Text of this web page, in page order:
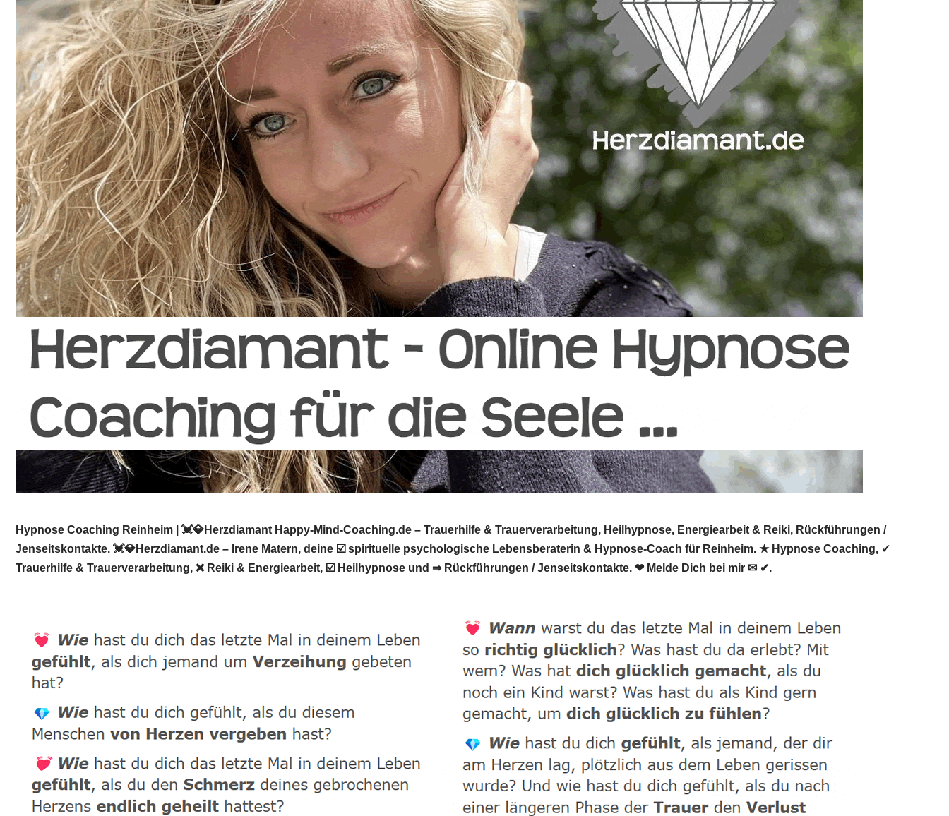
Hypnose Coaching Reinheim | 💓️💎Herzdiamant Happy-Mind-Coaching.de – Trauerhilfe & Trauerverarbeitung, Heilhypnose, Energiearbeit & Reiki, Rückführungen /
Jenseitskontakte. 💓️💎Herzdiamant.de – Irene Matern, deine ☑️ spirituelle psychologische Lebensberaterin & Hypnose-Coach für Reinheim. ★ Hypnose Coaching, ✓
Trauerhilfe & Trauerverarbeitung, ❌ Reiki & Energiearbeit, ☑️ Heilhypnose und ⇒ Rückführungen / Jenseitskontakte. ❤ Melde Dich bei mir ✉ ✔.